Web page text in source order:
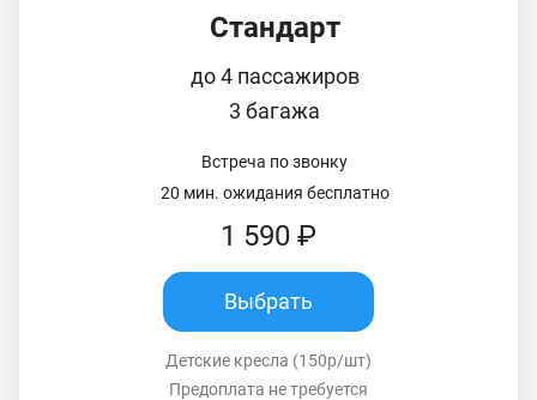
Стандарт
до 4 пассажиров
3 багажа
Встреча по звонку
20 мин. ожидания бесплатно
1 590 ₽
Выбрать
Детские кресла (150р/шт)
Предоплата не требуется